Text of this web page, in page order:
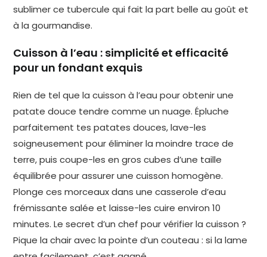
sublimer ce tubercule qui fait la part belle au goût et
à la gourmandise.
Cuisson à l’eau : simplicité et efficacité
pour un fondant exquis
Rien de tel que la cuisson à l’eau pour obtenir une
patate douce tendre comme un nuage. Épluche
parfaitement tes patates douces, lave-les
soigneusement pour éliminer la moindre trace de
terre, puis coupe-les en gros cubes d’une taille
équilibrée pour assurer une cuisson homogène.
Plonge ces morceaux dans une casserole d’eau
frémissante salée et laisse-les cuire environ 10
minutes. Le secret d’un chef pour vérifier la cuisson ?
Pique la chair avec la pointe d’un couteau : si la lame